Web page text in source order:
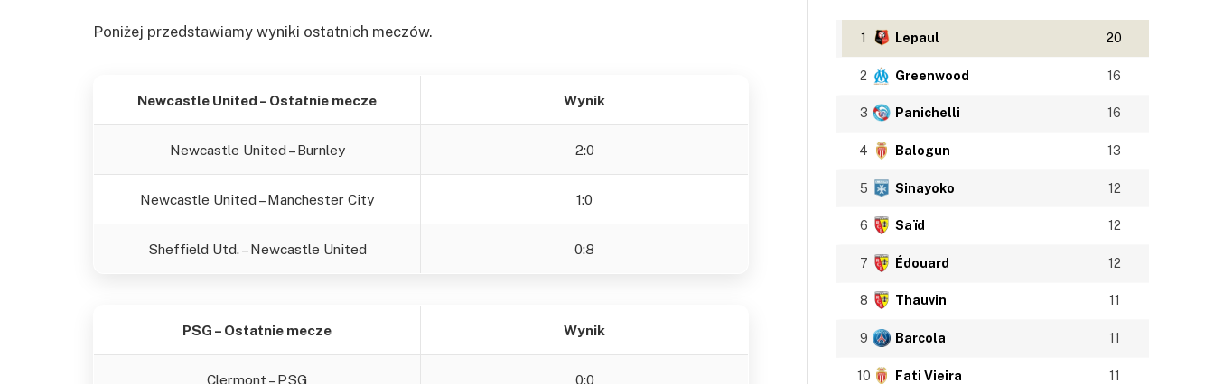
Poniżej przedstawiamy wyniki ostatnich meczów.
Newcastle United – Ostatnie mecze Wynik
Newcastle United – Burnley 2:0
Newcastle United – Manchester City 1:0
Sheffield Utd. – Newcastle United 0:8
PSG – Ostatnie mecze Wynik
Clermont – PSG 0:0
1 Lepaul 20
2 Greenwood 16
3 Panichelli 16
4 Balogun 13
5 Sinayoko 12
6 Saïd 12
7 Édouard 12
8 Thauvin 11
9 Barcola 11
10 Fati Vieira 11